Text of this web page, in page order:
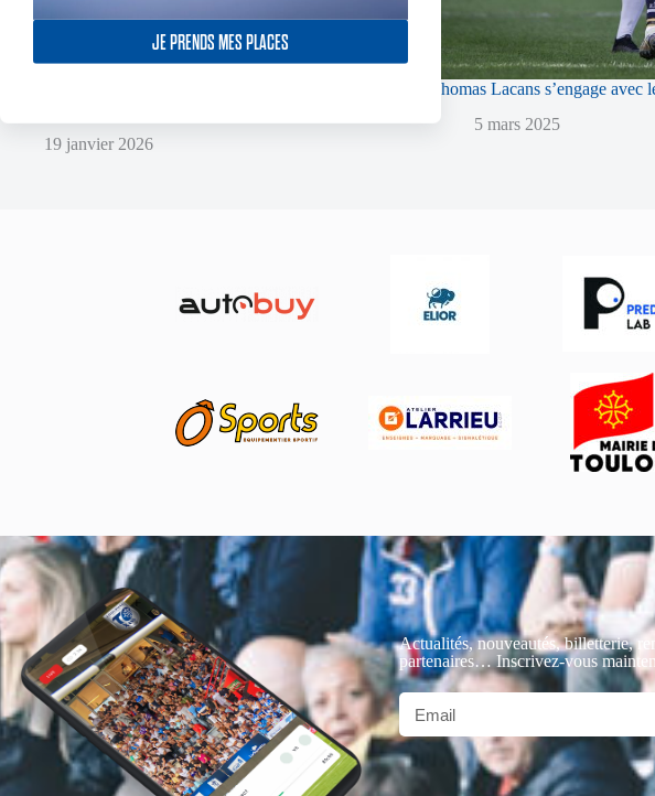
JE PRENDS MES PLACES
19 janvier 2026
Thomas Lacans s’engage
5 mars 2025
Actualités, nouveautés, billetterie,
partenaires… Inscrivez-vous